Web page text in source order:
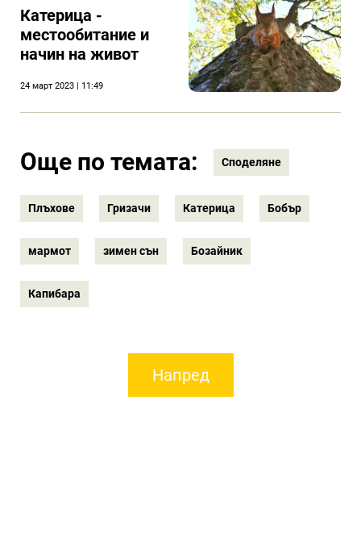
Катерица -
местообитание и
начин на живот
24 март 2023 | 11:49
Още по темата: Споделяне
Плъхове Гризачи Катерица Бобър
мармот зимен сън Бозайник
Капибара
Напред